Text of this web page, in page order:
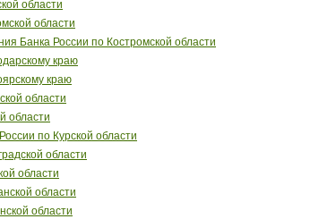
области
области
Банка России по Костромской области
краю
краю
области
области
по Курской области
области
области
области
области